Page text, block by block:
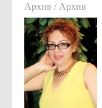
Архив / Архив